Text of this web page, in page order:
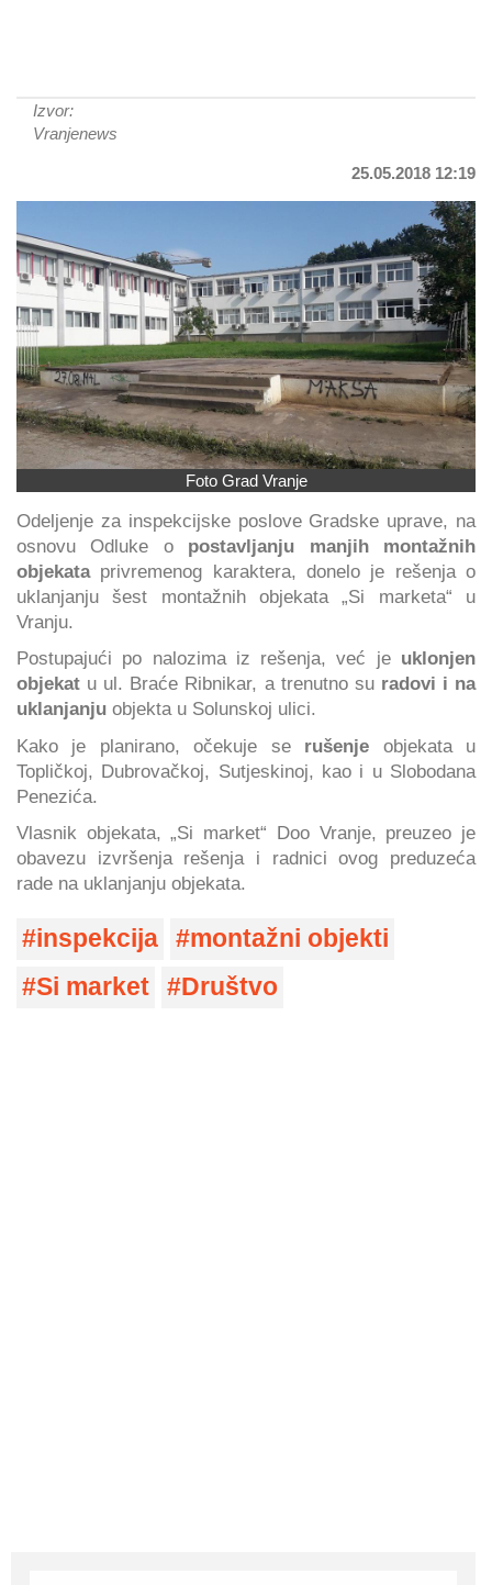
Izvor:
Vranjenews
25.05.2018 12:19
Foto Grad Vranje
Odeljenje za inspekcijske poslove Gradske uprave, na
osnovu Odluke o postavljanju manjih montažnih
objekata privremenog karaktera, donelo je rešenja o
uklanjanju šest montažnih objekata „Si marketa“ u
Vranju.
Postupajući po nalozima iz rešenja, već je uklonjen
objekat u ul. Braće Ribnikar, a trenutno su radovi i na
uklanjanju objekta u Solunskoj ulici.
Kako je planirano, očekuje se rušenje objekata u
Topličkoj, Dubrovačkoj, Sutjeskinoj, kao i u Slobodana
Penezića.
Vlasnik objekata, „Si market“ Doo Vranje, preuzeo je
obavezu izvršenja rešenja i radnici ovog preduzeća
rade na uklanjanju objekata.
inspekcija
montažni objekti
Si market
Društvo